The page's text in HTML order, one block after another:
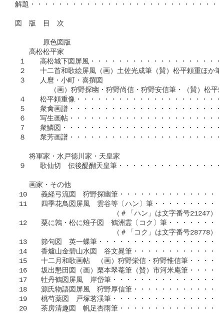
解題・・・・・・・・・・・・・・・・・・・・・・・・・・・
図　版　目　次
原色図版
高松松平家
１　　高松城下図屏風・・・・・・・・・・・・・・・・・・
２　　十二首和歌絵屏風（画）土佐光成筆（賛）松平頼重ほか
３　　人麿・小町・喜撰図
（画）狩野探幽・狩野尚信・狩野安信筆・（賛）松平頼
４　　松平頼重像・・・・・・・・・・・・・・・・・・・・
５　　衆禽画譜・・・・・・・・・・・・・・・・・・・・・
６　　写生画帖・・・・・・・・・・・・・・・・・・・・・
７　　衆鱗図・・・・・・・・・・・・・・・・・・・・・・
８　　衆芳画譜・・・・・・・・・・・・・・・・・・・・・
将軍家・水戸徳川家・天皇家
９　　歌仙切　伝後醍醐天皇筆・・・・・・・・・・・・・・
画家・その他
10　　義経弓流図　狩野探幽筆・・・・・・・・・・・・・・
11　　四季花鳥図屏風　雲谷等〔ハン〕筆・・・・・・・・・
（＃「ハン」は文字番号21247）
12　　粟に鶉・松に雉子図　鶴洲霊〔コク〕筆・・・・・・・
（＃「コク」は文字番号28778）
13　　節句図　英一蝶筆・・・・・・・・・・・・・・・・・
14　　香爐山金碧山水図　谷文晁筆・・・・・・・・・・・・
15　　十二月和歌画帖　（画）狩野栄信・狩野惟信筆・・・・
16　　坂出懇田図（画）栗本翠菴筆（賛）市河米庵筆・・・・
17　　牡丹鶴図屏風　岸岱筆・・・・・・・・・・・・・・・
18　　源氏物語図屏風　狩野厚信筆・・・・・・・・・・・・
19　　桃芍薬図　戸塚茗渓筆・・・・・・・・・・・・・・・
20　　茶房清趣図　帆足杏雨筆・・・・・・・・・・・・・・